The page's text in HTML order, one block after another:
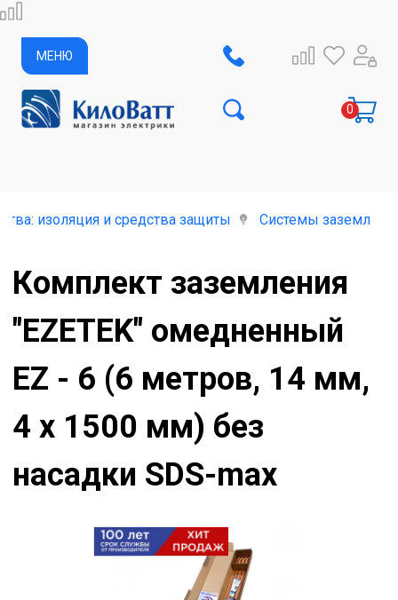
МЕНЮ
изоляция и средства защиты Системы
Комплект заземления
"EZETEK" омедненный
EZ - 6 (6 метров, 14 мм,
4 х 1500 мм) без
насадки SDS-max